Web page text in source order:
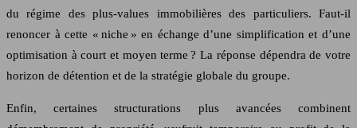
du régime des plus-values immobilières des particuliers. Faut-il
renoncer à cette « niche » en échange d’une simplification et d’une
optimisation à court et moyen terme ? La réponse dépendra de votre
horizon de détention et de la stratégie globale du groupe.
Enfin, certaines structurations plus avancées combinent